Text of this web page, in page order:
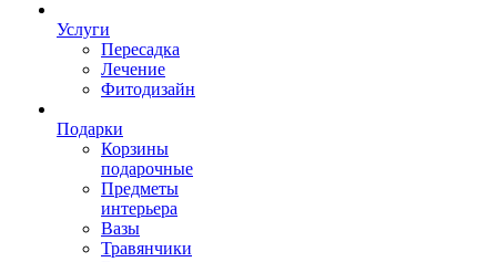
Услуги
Пересадка
Лечение
Фитодизайн
Подарки
Корзины
подарочные
Предметы
интерьера
Вазы
Травянчики